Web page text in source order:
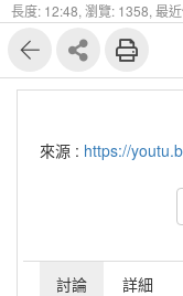
長度: 12:48, 瀏覽: 1358, 最
來源 : https://
討論 詳細